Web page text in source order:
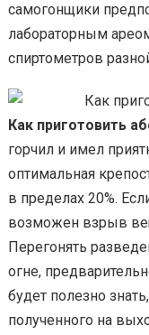
самогонщики
лабораторным
спиртометров
Как приготовить
горчил и имел
оптимальная
в пределах 20%.
возможен взрыв
Перегонять
огне,
будет полезно
полученного на